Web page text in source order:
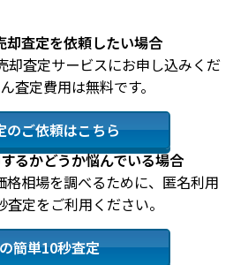
却査定を依頼したい場合
却査定サービスにお申し込みくだ
査定費用は無料です。
のご依頼はこちら
るかどうか悩んでいる場合
格相場を調べるために、匿名利用
定をご利用ください。
簡単10秒査定